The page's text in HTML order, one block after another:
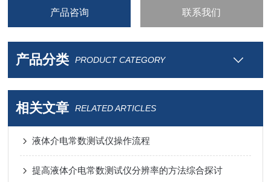
产品咨询 联系我们
产品分类 PRODUCT CATEGORY
相关文章 RELATED ARTICLES
液体介电常数测试仪操作流程
提高液体介电常数测试仪分辨率的方法综合探讨